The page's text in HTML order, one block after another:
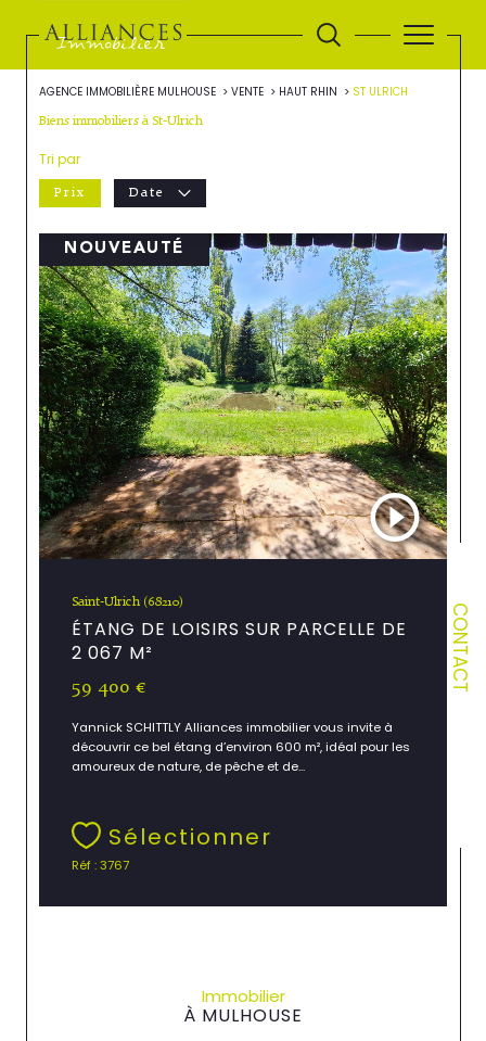
CONTACT
AGENCE IMMOBILIÈRE MULHOUSE VENTE HAUT RHIN ST ULRICH
Biens immobiliers à St-Ulrich
Tri par
Prix Date
Saint-Ulrich (68210)
ÉTANG DE LOISIRS SUR PARCELLE DE
2 067 M²
59 400 €
Yannick SCHITTLY Alliances immobilier vous invite à
découvrir ce bel étang d’environ 600 m², idéal pour les
amoureux de nature, de pêche et de...
Sélectionner
Réf : 3767
NOUVEAUTÉ
Immobilier
À MULHOUSE